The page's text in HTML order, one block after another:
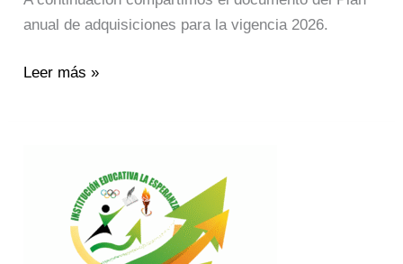
anual de adquisiciones para la vigencia 2026.
Leer más »